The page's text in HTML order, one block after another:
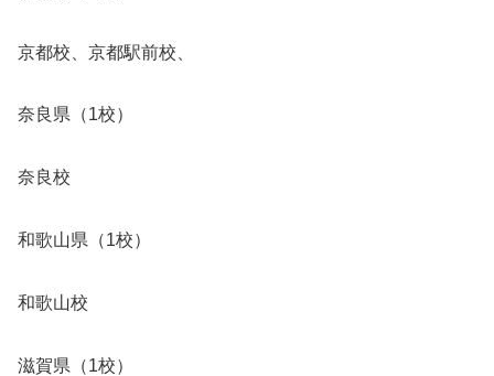
京都校、京都駅前校、
奈良県（1校）
奈良校
和歌山県（1校）
和歌山校
滋賀県（1校）